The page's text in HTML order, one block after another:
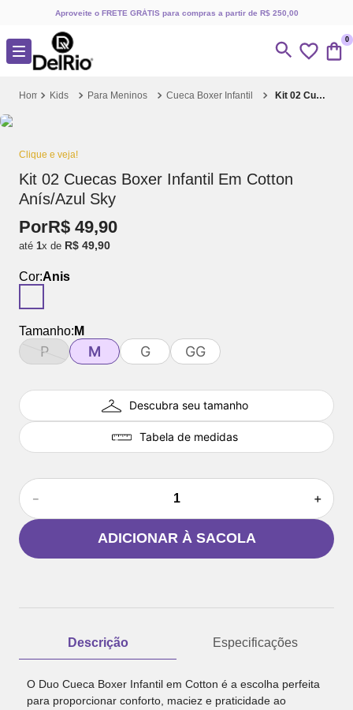
Aproveite o FRETE GRÁTIS para compras a partir de R$ 250,00
0
Kids Para Meninos Cueca Boxer Infantil Kit 02 Cuecas Boxer Infantil Em Cotton Anís/Azul Sky
Clique e veja!
Kit 02 Cuecas Boxer Infantil Em Cotton
Anís/Azul Sky
PorR$ 49,90
até 1x de R$ 49,90
Cor:Anis
Tamanho: M
P M G GG
Descubra seu tamanho
Tabela de medidas
＋
－
ADICIONAR À SACOLA
Descrição Especificações
O Duo Cueca Boxer Infantil em Cotton é a escolha perfeita
para proporcionar conforto, maciez e praticidade ao